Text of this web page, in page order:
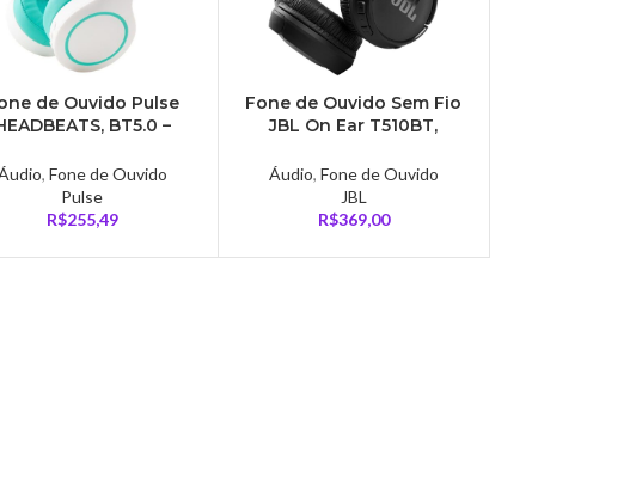
de Ouvido Pulse
BT5.0 –
, Fone de Ouvido
Pulse
R$255,49
Fone de Ouvido Sem Fio
JBL On Ear T510BT,
Preto – T510BT
Áudio, Fone de Ouvido
JBL
R$369,00